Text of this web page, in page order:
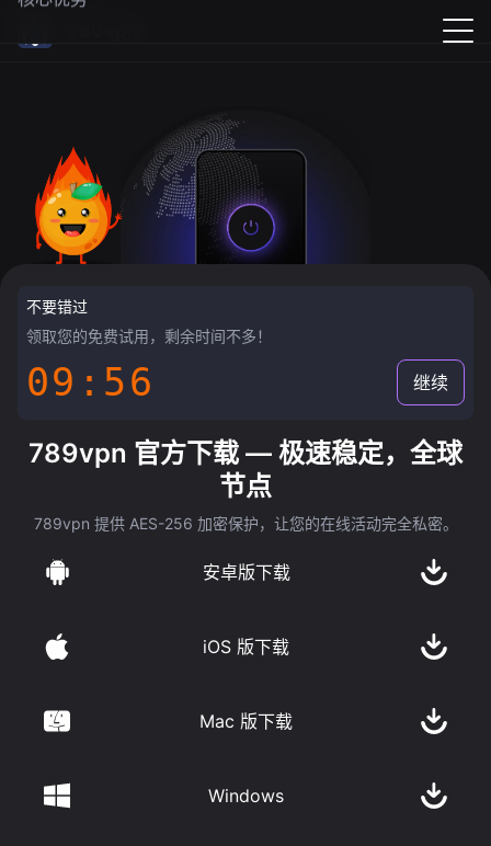
不要错过
领取您的免费试用，剩余时间不多！
09:55 继续
789vpn 官方下载 — 极速稳定，全球
节点
789vpn 提供 AES-256 加密保护，让您的在线活动完全私密。
安卓版下载
iOS 版下载
Mac 版下载
Windows